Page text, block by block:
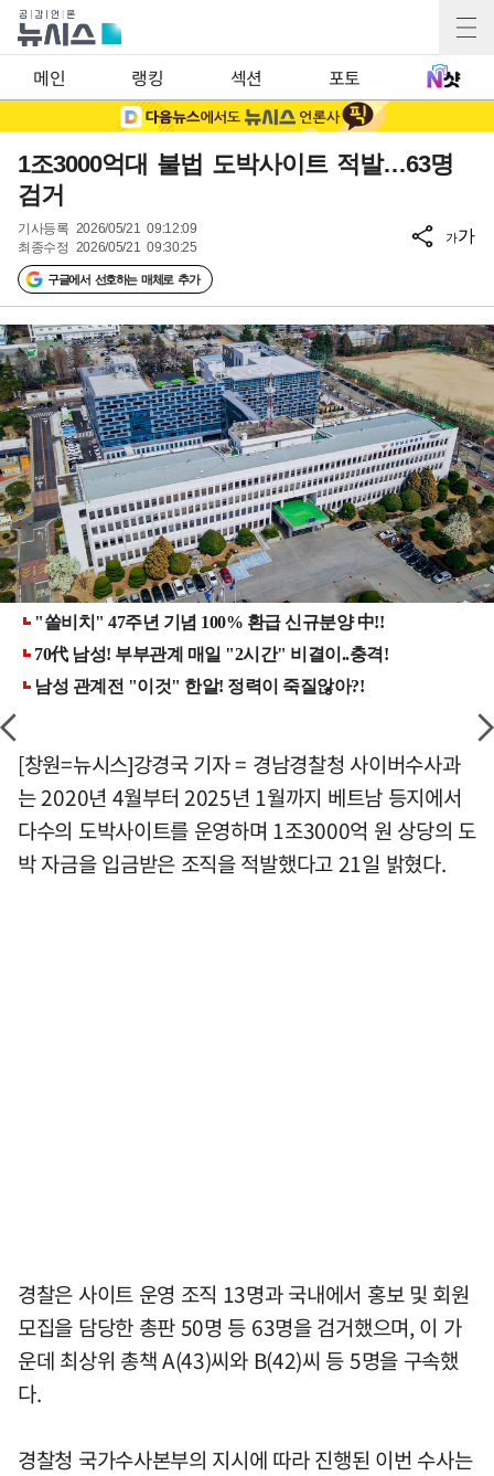
메인 랭킹 섹션 포토
1조3000억대 불법 도박사이트 적발…63명
검거
기사등록 2026/05/21 09:12:09
최종수정 2026/05/21 09:30:25
구글에서 선호하는 매체로 추가
가가
[창원=뉴시스]강경국 기자 = 경남경찰청 사이버수사과
는 2020년 4월부터 2025년 1월까지 베트남 등지에서
다수의 도박사이트를 운영하며 1조3000억 원 상당의 도
박 자금을 입금받은 조직을 적발했다고 21일 밝혔다.
경찰은 사이트 운영 조직 13명과 국내에서 홍보 및 회원
모집을 담당한 총판 50명 등 63명을 검거했으며, 이 가
운데 최상위 총책 A(43)씨와 B(42)씨 등 5명을 구속했
다.
경찰청 국가수사본부의 지시에 따라 진행된 이번 수사는